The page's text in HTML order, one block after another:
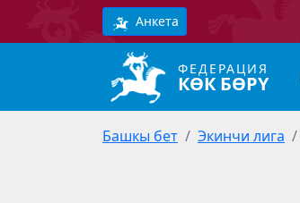
Анкета
ФЕДЕРАЦИЯ
КӨК БӨРҮ
Башкы бет Экинчи лига